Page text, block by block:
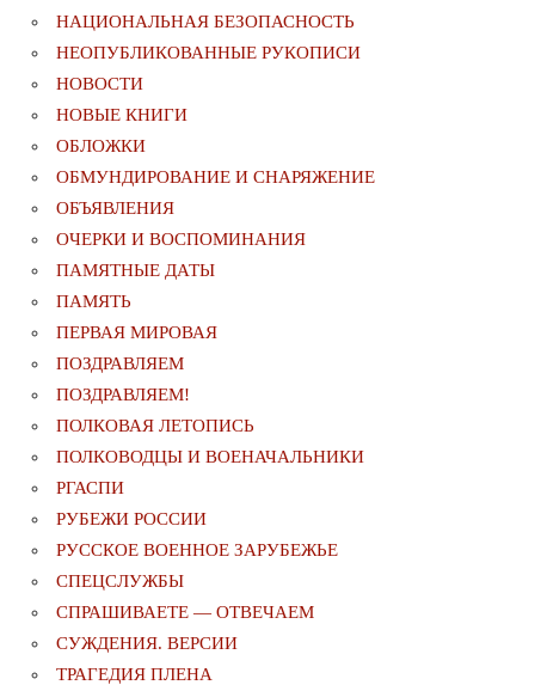
НАЦИОНАЛЬНАЯ БЕЗОПАСНОСТЬ
НЕОПУБЛИКОВАННЫЕ РУКОПИСИ
НОВОСТИ
НОВЫЕ КНИГИ
ОБЛОЖКИ
ОБМУНДИРОВАНИЕ И СНАРЯЖЕНИЕ
ОБЪЯВЛЕНИЯ
ОЧЕРКИ И ВОСПОМИНАНИЯ
ПАМЯТНЫЕ ДАТЫ
ПАМЯТЬ
ПЕРВАЯ МИРОВАЯ
ПОЗДРАВЛЯЕМ
ПОЗДРАВЛЯЕМ!
ПОЛКОВАЯ ЛЕТОПИСЬ
ПОЛКОВОДЦЫ И ВОЕНАЧАЛЬНИКИ
РГАСПИ
РУБЕЖИ РОССИИ
РУССКОЕ ВОЕННОЕ ЗАРУБЕЖЬЕ
СПЕЦСЛУЖБЫ
СПРАШИВАЕТЕ — ОТВЕЧАЕМ
СУЖДЕНИЯ. ВЕРСИИ
ТРАГЕДИЯ ПЛЕНА